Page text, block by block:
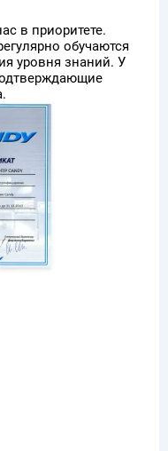
в приоритете.
обучаются
уровня знаний. У